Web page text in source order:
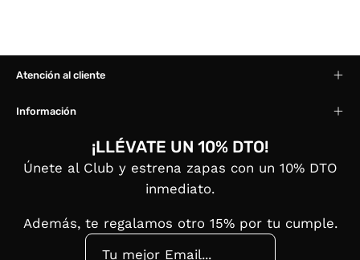
Atención al cliente
Información
¡LLÉVATE UN 10% DTO!
Únete al Club y estrena zapas con un 10% DTO
inmediato.
Además, te regalamos otro 15% por tu cumple.